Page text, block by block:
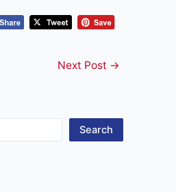
Next Post →
Search